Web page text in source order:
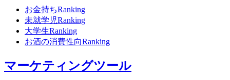
お金持ちRanking
未就学児Ranking
大学生Ranking
お酒の消費性向Ranking
マーケティングツール